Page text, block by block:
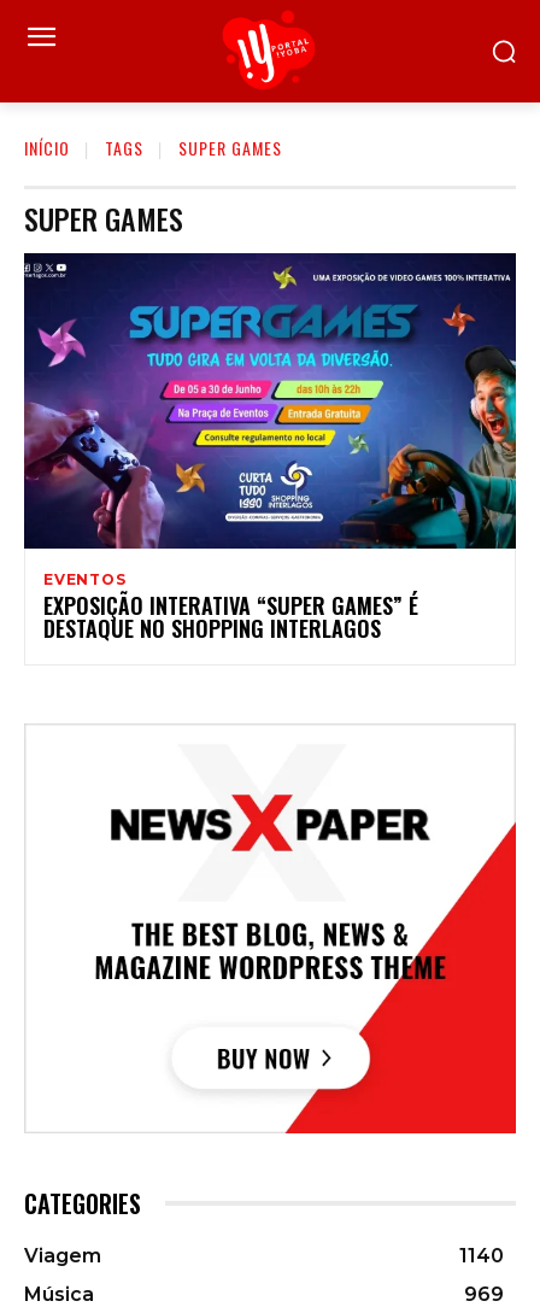
INÍCIO TAGS SUPER GAMES
SUPER GAMES
EVENTOS
EXPOSIÇÃO INTERATIVA “SUPER GAMES” É
DESTAQUE NO SHOPPING INTERLAGOS
CATEGORIES
Viagem
1140
Música
969